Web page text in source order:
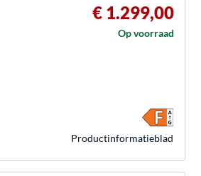
€ 1.299,00
Op voorraad
Product­informatieblad